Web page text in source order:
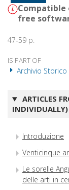
Compatible
free
47-59 p.
IS PART OF
Archivio
ARTICLES
INDIVIDUALLY)
Introduzione
Venticinque
Le sorelle
delle arti in